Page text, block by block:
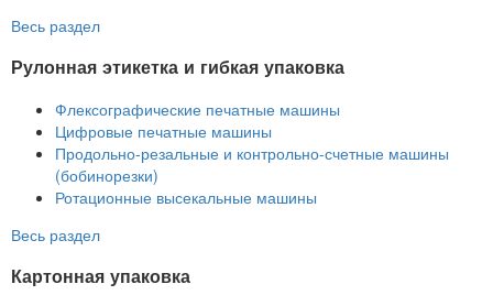
Весь раздел
Рулонная этикетка и гибкая упаковка
Флексографические печатные машины
Цифровые печатные машины
Продольно-резальные и контрольно-счетные машины
(бобинорезки)
Ротационные высекальные машины
Весь раздел
Картонная упаковка